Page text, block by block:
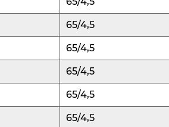
65/4,5
65/4,5
65/4,5
65/4,5
65/4,5